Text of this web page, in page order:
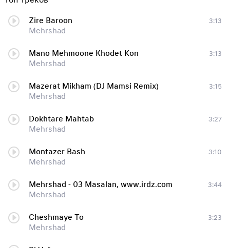
Zire Baroon
Mehrshad
3:13
Mano Mehmoone Khodet Kon
Mehrshad
3:13
Mazerat Mikham (DJ Mamsi Remix)
Mehrshad
3:15
Dokhtare Mahtab
Mehrshad
3:27
Montazer Bash
Mehrshad
3:10
Mehrshad - 03 Masalan, www.irdz.com
Mehrshad
3:44
Cheshmaye To
Mehrshad
3:23